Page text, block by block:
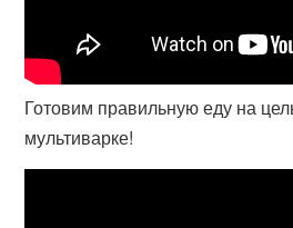
Готовим правильную еду на
мультиварке!